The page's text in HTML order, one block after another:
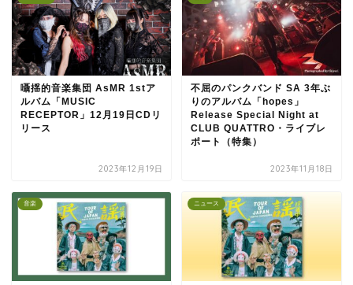
囁揺的音楽集団 AsMR 1stア
ルバム「MUSIC
RECEPTOR」12月19日CDリ
リース
2023年12月19日
不屈のパンクバンド SA 3年ぶ
りのアルバム「hopes」
Release Special Night at
CLUB QUATTRO・ライブレ
ポート（特集）
2023年11月18日
音楽 ニュース